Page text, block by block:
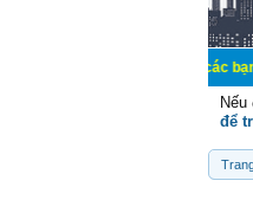
Chào mừng các bạn đến với
để